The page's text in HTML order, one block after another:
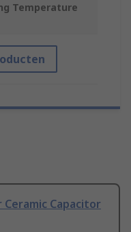
Temperature
Ceramic Capacitor